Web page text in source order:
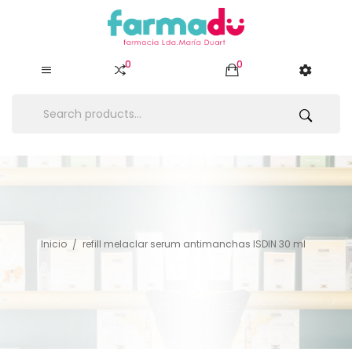
0 0
Inicio refill melaclar serum antimanchas ISDIN 30 ml